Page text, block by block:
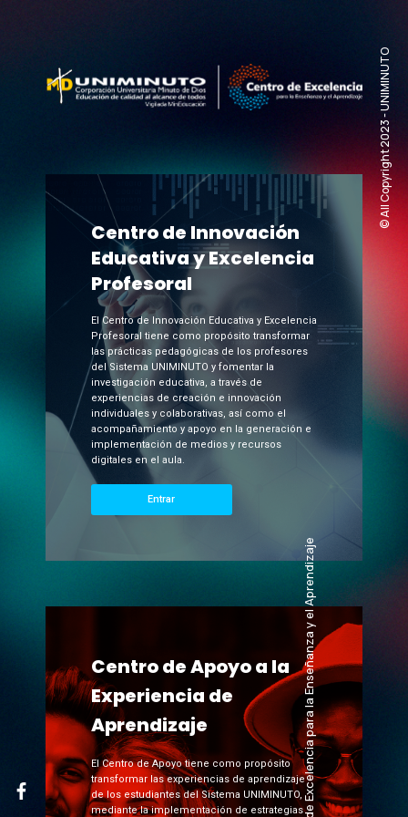
Centro de Excelencia para la Enseñanza y el Aprendizaje
© All Copyright 2023 - UNIMINUTO​
Centro de Innovación
Educativa y Excelencia
Profesoral
El Centro de Innovación Educativa y Excelencia
Profesoral tiene como propósito transformar
las prácticas pedagógicas de los profesores
del Sistema UNIMINUTO y fomentar la
investigación educativa, a través de
experiencias de creación e innovación
individuales y colaborativas, así como el
acompañamiento y apoyo en la generación e
implementación de medios y recursos
digitales en el aula.
Entrar
Centro de Apoyo a la
Experiencia de
Aprendizaje
El Centro de Apoyo tiene como propósito
transformar las experiencias de aprendizaje
de los estudiantes del Sistema UNIMINUTO,
mediante la implementación de estrategias